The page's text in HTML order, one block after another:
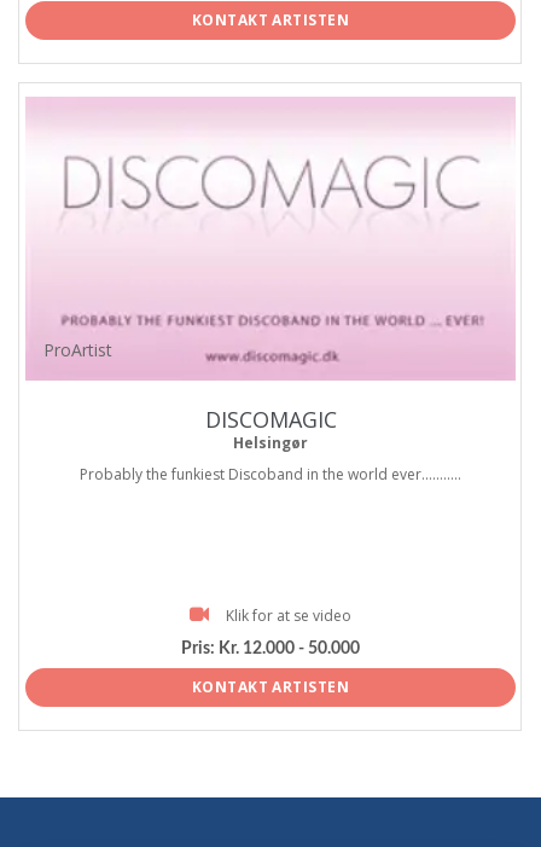
KONTAKT ARTISTEN
ProArtist
DISCOMAGIC
Helsingør
Probably the funkiest Discoband in the world ever...........
Klik for at se video
Pris: Kr. 12.000 - 50.000
KONTAKT ARTISTEN